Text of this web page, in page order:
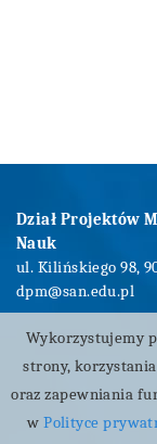
Dział Projektów
Nauk
ul. Kilińskiego 98,
dpm@san.edu.pl
Wykorzystujemy
strony,
oraz zapewniania
wPolityce